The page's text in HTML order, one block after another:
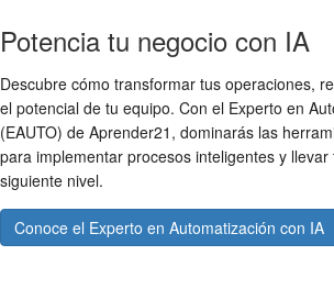
Potencia tu negocio con IA
Descubre cómo transformar tus operaciones,
el potencial de tu equipo. Con el Experto en
(EAUTO) de Aprender21, dominarás las
para implementar procesos inteligentes y
siguiente nivel.
Conoce el Experto en Automatización con IA